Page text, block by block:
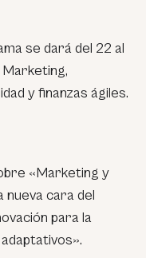
se dará del 22 al
y finanzas ágiles.
«Marketing y
nueva cara del
para la